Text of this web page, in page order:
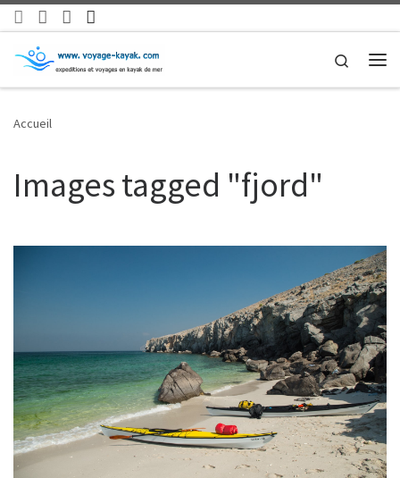
Skip to content
Search
Accueil
Images tagged "fjord"